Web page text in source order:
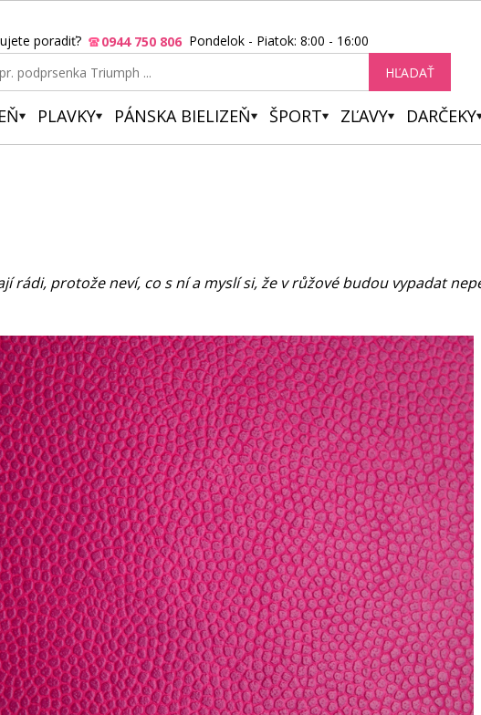
poradiť? 0944 750 806 Pondelok - Piatok: 8:00 - 16:00
HĽADAŤ
PLAVKY PÁNSKA BIELIZEŇ ŠPORT ZĽAVY DARČEKY
rádi, protože neví, co s ní a myslí si, že v růžové budou vypadat